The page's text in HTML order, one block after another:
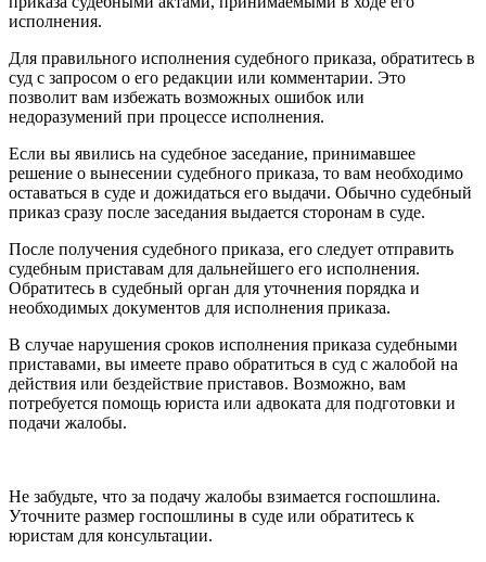
исполнения.
Для правильного исполнения судебного приказа, обратитесь в
суд с запросом о его редакции или комментарии. Это
позволит вам избежать возможных ошибок или
недоразумений при процессе исполнения.
Если вы явились на судебное заседание, принимавшее
решение о вынесении судебного приказа, то вам необходимо
оставаться в суде и дожидаться его выдачи. Обычно судебный
приказ сразу после заседания выдается сторонам в суде.
После получения судебного приказа, его следует отправить
судебным приставам для дальнейшего его исполнения.
Обратитесь в судебный орган для уточнения порядка и
необходимых документов для исполнения приказа.
В случае нарушения сроков исполнения приказа судебными
приставами, вы имеете право обратиться в суд с жалобой на
действия или бездействие приставов. Возможно, вам
потребуется помощь юриста или адвоката для подготовки и
подачи жалобы.
Не забудьте, что за подачу жалобы взимается госпошлина.
Уточните размер госпошлины в суде или обратитесь к
юристам для консультации.